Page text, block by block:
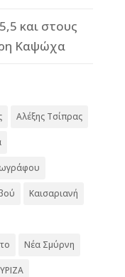
και στους
Καψώχα
Αλέξης Τσίπρας
Καισαριανή
Νέα Σμύρνη